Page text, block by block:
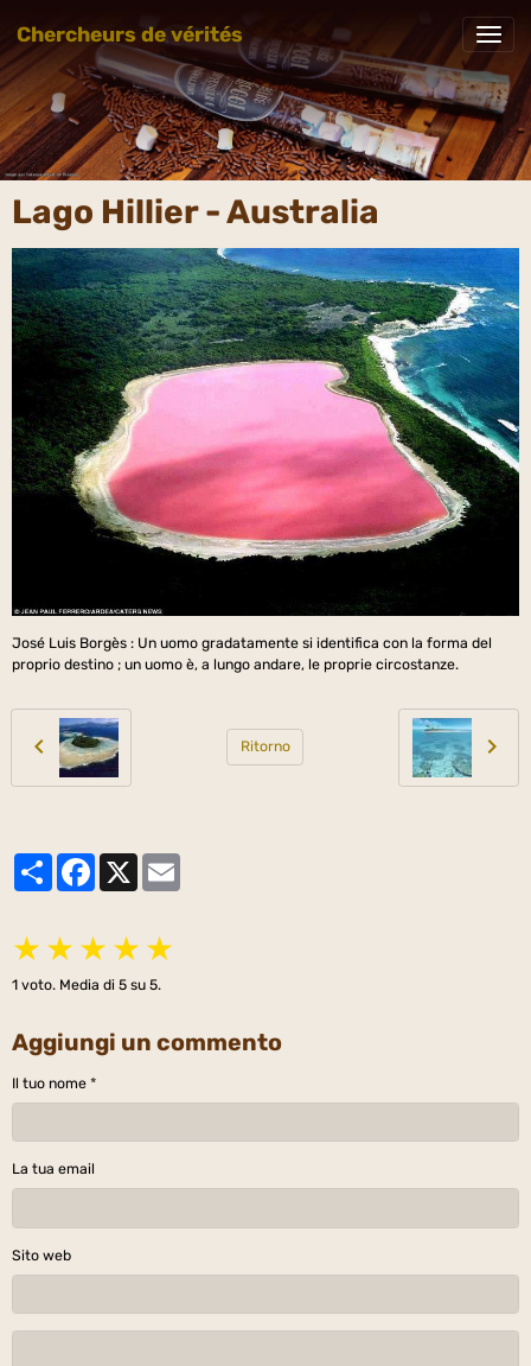
Chercheurs de vérités
Lago Hillier - Australia
José Luis Borgès : Un uomo gradatamente si identifica con la forma del
proprio destino ; un uomo è, a lungo andare, le proprie circostanze.
Ritorno
PartagerFacebook
★ ★ ★ ★ ★
1 voto. Media di 5 su 5.
Aggiungi un commento
Il tuo nome
La tua email
Sito web